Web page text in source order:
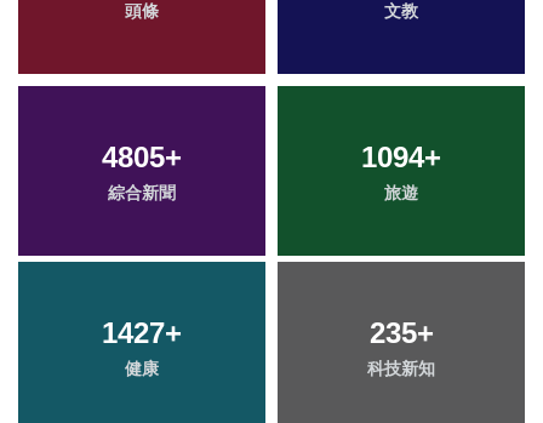
頭條 文教
4805+
綜合新聞
1094+
旅遊
1427+
健康
235+
科技新知